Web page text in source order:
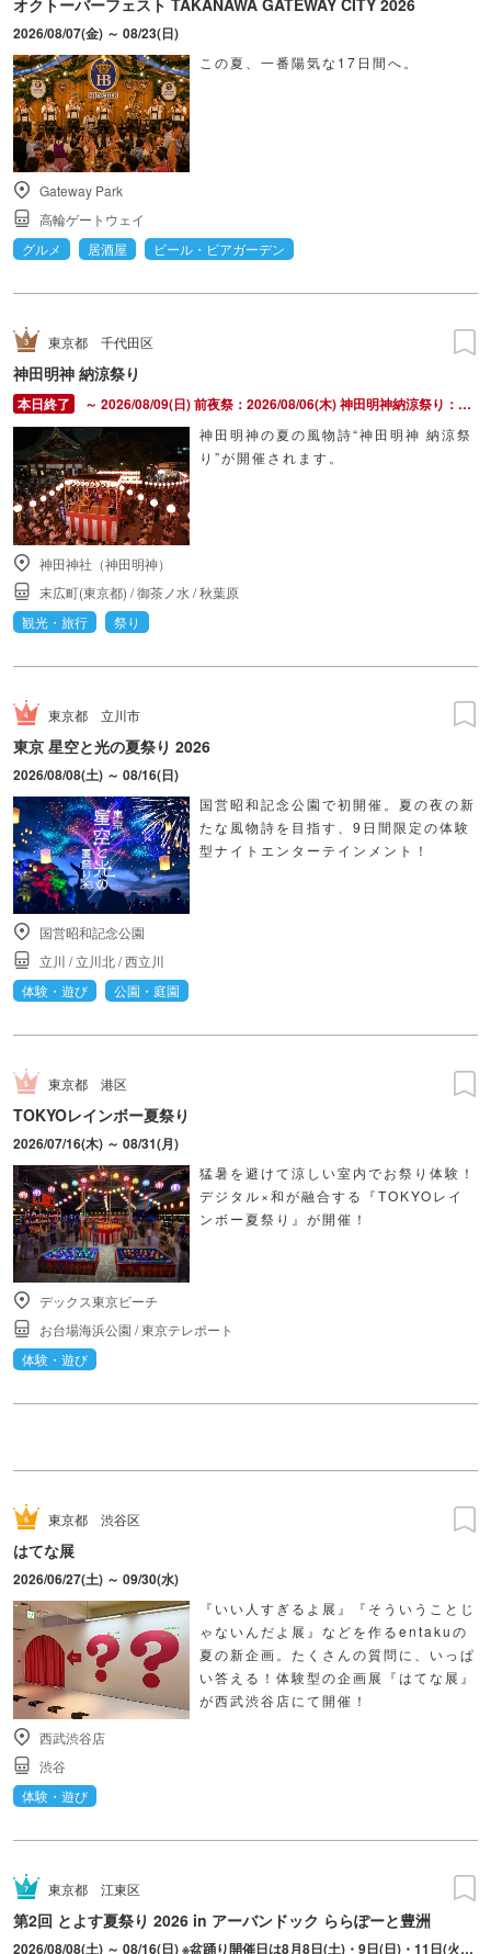
2026/08/07(金) ～ 08/23(日)
この夏、一番陽気な17日間へ。
Gateway Park
高輪ゲートウェイ
グルメ
居酒屋 ビール・ビアガーデン
東京都 千代田区
神田明神 納涼祭り
～ 2026/08/09(日) 前夜祭：2026/08/06(木) 神田明神納涼祭り：2026/08/07(金) ～ 2026/08/09(日)
神田明神の夏の風物詩“神田明神 納涼祭
り”が開催されます。
神田神社（神田明神）
末広町(東京都) /御茶ノ水 /秋葉原
観光・旅行
祭り
東京都 立川市
東京 星空と光の夏祭り 2026
2026/08/08(土) ～ 08/16(日)
国営昭和記念公園で初開催。夏の夜の新
たな風物詩を目指す、9日間限定の体験
型ナイトエンターテインメント！
国営昭和記念公園
立川 /立川北/西立川
体験・遊び
公園・庭園
東京都 港区
TOKYOレインボー夏祭り
2026/07/16(木) ～ 08/31(月)
猛暑を避けて涼しい室内でお祭り体験！
デジタル×和が融合する『TOKYOレイ
ンボー夏祭り』が開催！
デックス東京ビーチ
お台場海浜公園 /東京テレポート
体験・遊び
東京都 渋谷区
はてな展
2026/06/27(土) ～ 09/30(水)
『いい人すぎるよ展』『そういうことじ
ゃないんだよ展』などを作るentakuの
夏の新企画。たくさんの質問に、いっぱ
い答える！体験型の企画展『はてな展』
が西武渋谷店にて開催！
西武渋谷店
渋谷
体験・遊び
東京都 江東区
第2回 とよす夏祭り 2026 in アーバンドック ららぽーと豊洲
2026/08/08(土) ～ 08/16(日) ※盆踊り開催日は8月8日(土)・9日(日)・11日(火・祝)・15日(土)・16日(日)のみ。 ※縁日およびキッチンカーについては期間中の全日程営業予定。 ※開催コンテンツは日によって異なります。